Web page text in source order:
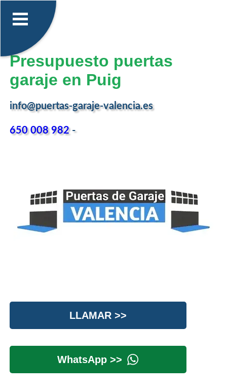
Presupuesto puertas
garaje en Puig
info@puertas-garaje-valencia.es
650 008 982-
LLAMAR >>
WhatsApp >>